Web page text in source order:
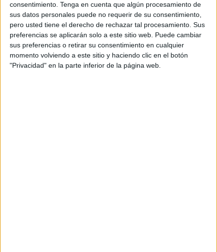
consentimiento. Tenga en cuenta que algún procesamiento de
sus datos personales puede no requerir de su consentimiento,
pero usted tiene el derecho de rechazar tal procesamiento. Sus
preferencias se aplicarán solo a este sitio web. Puede cambiar
sus preferencias o retirar su consentimiento en cualquier
momento volviendo a este sitio y haciendo clic en el botón
"Privacidad" en la parte inferior de la página web.
problemas de matemáticas. Al igual que
los que presentaba ayer, están en los
dos formatos, imprimible e
interactivos. Nosotros trabajamos con
estos problemas a través de la
classroom, el alumno lee el problema y